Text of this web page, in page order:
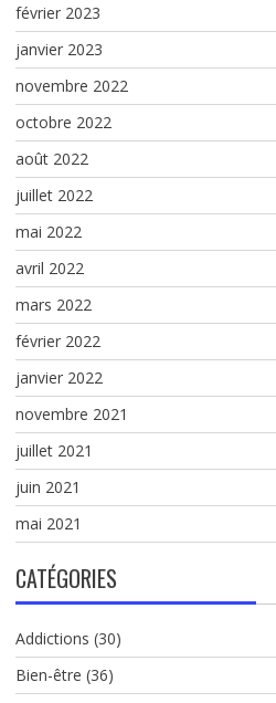
février 2023
janvier 2023
novembre 2022
octobre 2022
août 2022
juillet 2022
mai 2022
avril 2022
mars 2022
février 2022
janvier 2022
novembre 2021
juillet 2021
juin 2021
mai 2021
CATÉGORIES
Addictions (30)
Bien-être (36)